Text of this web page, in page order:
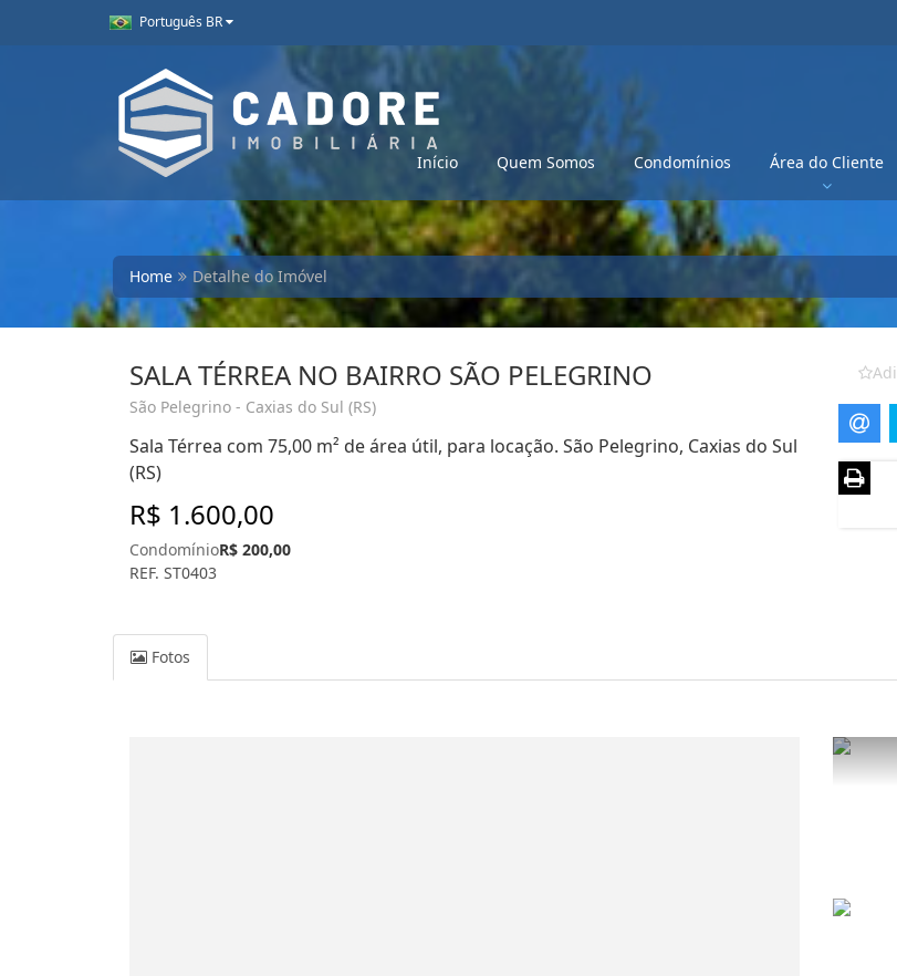
Português BR
Início Quem Somos Condomínios Área do Cliente
Home Detalhe do Imóvel
SALA TÉRREA NO BAIRRO SÃO PELEGRINO
São Pelegrino - Caxias do Sul (RS)
Sala Térrea com 75,00 m² de área útil, para locação. São Pelegrino, Caxias do Sul
(RS)
R$ 1.600,00
CondomínioR$ 200,00
REF. ST0403
Fotos